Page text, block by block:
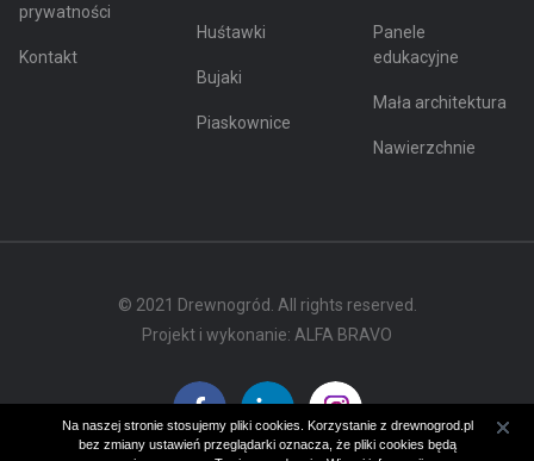
prywatności
Kontakt
Huśtawki
Bujaki
Piaskownice
Panele
edukacyjne
Mała architektura
Nawierzchnie
© 2021 Drewnogród. All rights reserved.
Projekt i wykonanie: ALFA BRAVO
Na naszej stronie stosujemy pliki cookies. Korzystanie z drewnogrod.pl
bez zmiany ustawień przeglądarki oznacza, że pliki cookies będą